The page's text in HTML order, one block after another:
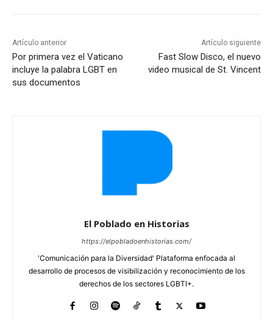
Artículo anterior
Por primera vez el Vaticano
incluye la palabra LGBT en
sus documentos
Artículo siguiente
Fast Slow Disco, el nuevo
video musical de St. Vincent
El Poblado en Historias
https://elpobladoenhistorias.com/
'Comunicación para la Diversidad' Plataforma enfocada al
desarrollo de procesos de visibilización y reconocimiento de los
derechos de los sectores LGBTI+.